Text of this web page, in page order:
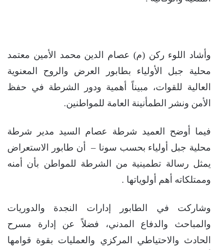
وأشاد اللوء ركن (م) عصام الدين محمد الأمين معتمد
محلية جبل الأولياء بطابور العرض والروح المعنوية
العالية للقوات، مبيناً أهمية ودور الشرطة في حفظ
الأمن ونشر الطمأنينة العامة للمواطنين.
فيما أوضح العميد شرطة عصام السيد مدير شرطة
محلية جبل أولياء بحسب سونا – أن طابور الاستعراض
يمثل رسالة تطمينية من الشرطة للمواطن بأن أمنه
وممتلكاته أهم أولوياتها .
وشاركت في الطابور إدارات النجدة والدوريات
والمباحث والدفاع المدني، فضلاً عن إدارة مسرح
الحادث والاحتياطي المركزي والعمليات بقوة قوامها